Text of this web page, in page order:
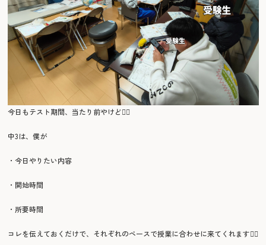
今日もテスト期間、当たり前やけど🙂‍↕️
中3は、僕が
・今日やりたい内容
・開始時間
・所要時間
コレを伝えておくだけで、それぞれのペースで授業に合わせに来てくれます🙂‍↕️